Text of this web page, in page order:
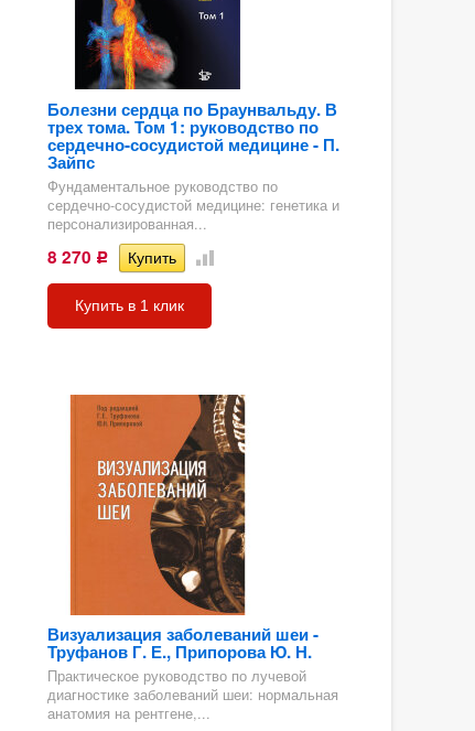
Болезни сердца по Браунвальду. В
трех тома. Том 1: руководство по
сердечно-сосудистой медицине - П.
Зайпс
Фундаментальное руководство по
сердечно-сосудистой медицине: генетика и
персонализированная...
8 270 Р
Купить в 1 клик
Визуализация заболеваний шеи -
Труфанов Г. Е., Припорова Ю. Н.
Практическое руководство по лучевой
диагностике заболеваний шеи: нормальная
анатомия на рентгене,...